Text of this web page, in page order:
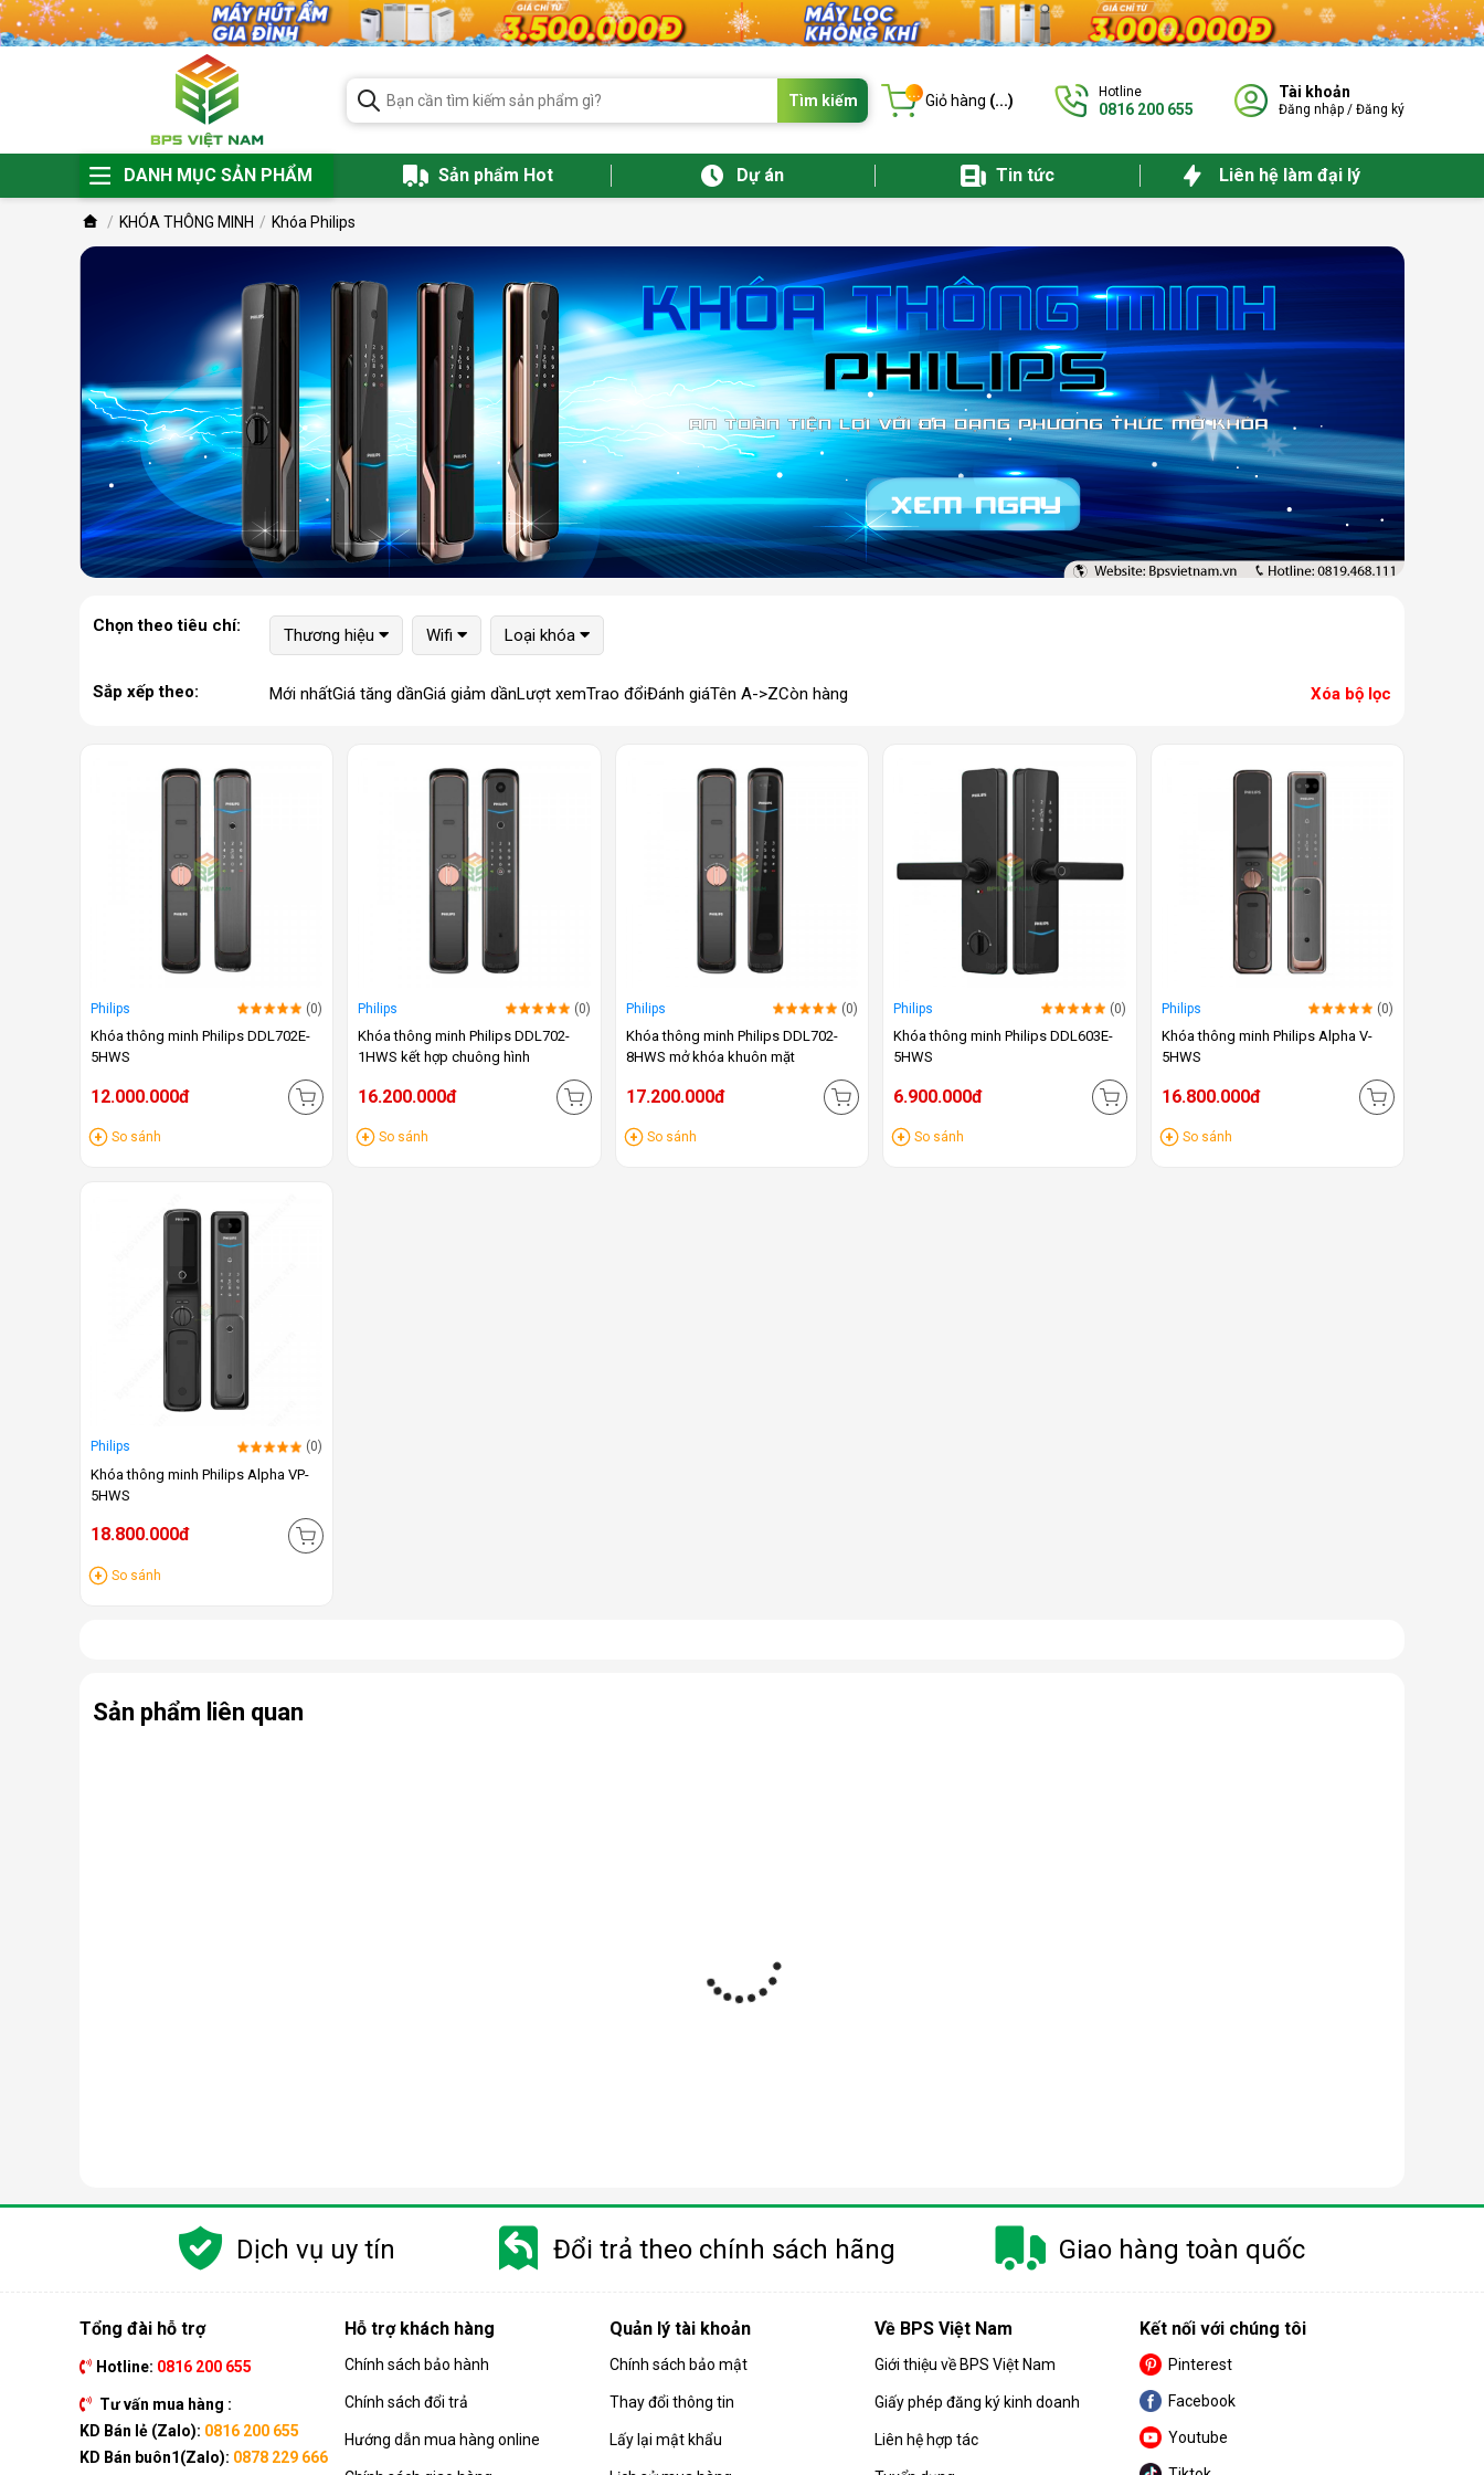
Tìm kiếm ... Giỏ hàng (...) Hotline
0816 200 655
Tài khoản
Đăng nhập / Đăng ký
DANH MỤC SẢN PHẨM Sản phẩm Hot Dự án Tin tức Liên hệ làm đại lý
KHÓA THÔNG MINH Khóa Philips
Chọn theo tiêu chí: Thương hiệu Wifi Loại khóa
Sắp xếp theo: Mới nhấtGiá tăng dầnGiá giảm dầnLượt xemTrao đổiĐánh giáTên A->ZCòn hàng Xóa bộ lọc
Philips (0)
Khóa thông minh Philips DDL702E-
5HWS
12.000.000đ
So sánh
Philips (0)
Khóa thông minh Philips DDL702-
1HWS kết hợp chuông hình
16.200.000đ
So sánh
Philips (0)
Khóa thông minh Philips DDL702-
8HWS mở khóa khuôn mặt
17.200.000đ
So sánh
Philips (0)
Khóa thông minh Philips DDL603E-
5HWS
6.900.000đ
So sánh
Philips (0)
Khóa thông minh Philips Alpha V-
5HWS
16.800.000đ
So sánh
Philips (0)
Khóa thông minh Philips Alpha VP-
5HWS
18.800.000đ
So sánh
Sản phẩm liên quan
Dịch vụ uy tín Đổi trả theo chính sách hãng Giao hàng toàn quốc
Tổng đài hỗ trợ
Hotline: 0816 200 655
Tư vấn mua hàng :
KD Bán lẻ (Zalo): 0816 200 655
KD Bán buôn1(Zalo): 0878 229 666
Hỗ trợ khách hàng
Chính sách bảo hành
Chính sách đổi trả
Hướng dẫn mua hàng online
Quản lý tài khoản
Chính sách bảo mật
Thay đổi thông tin
Lấy lại mật khẩu
Về BPS Việt Nam
Giới thiệu về BPS Việt Nam
Giấy phép đăng ký kinh doanh
Liên hệ hợp tác
Kết nối với chúng tôi
Pinterest
Facebook
Youtube